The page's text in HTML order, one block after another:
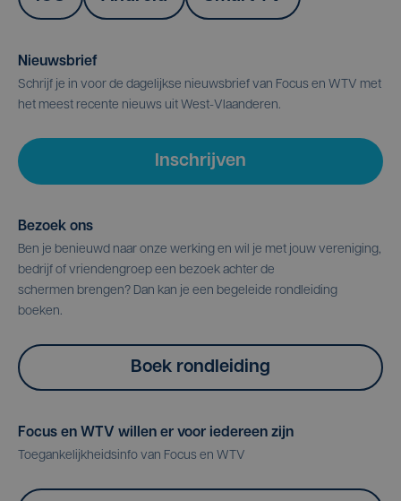
Nieuwsbrief
Schrijf je in voor de dagelijkse nieuwsbrief van Focus en WTV met
het meest recente nieuws uit West-Vlaanderen.
Inschrijven
Bezoek ons
Ben je benieuwd naar onze werking en wil je met jouw vereniging,
bedrijf of vriendengroep een bezoek achter de
schermen brengen? Dan kan je een begeleide rondleiding
boeken.
Boek rondleiding
Focus en WTV willen er voor iedereen zijn
Toegankelijkheidsinfo van Focus en WTV